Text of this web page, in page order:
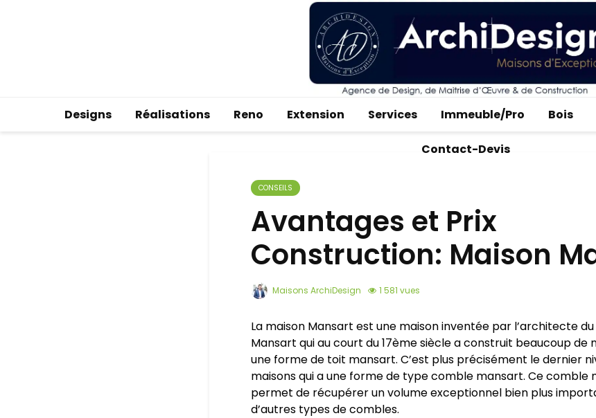
Designs Réalisations Reno Extension Services Immeuble/Pro Bois
Contact-Devis
CONSEILS
Avantages et Prix
Construction: Maison
Maisons ArchiDesign 1 581 vues
La maison Mansart est une maison inventée par l’architecte
Mansart qui au court du 17ème siècle a construit beaucoup de
une forme de toit mansart. C’est plus précisément le dernier
maisons qui a une forme de type comble mansart. Ce comble
permet de récupérer un volume exceptionnel bien plus
d’autres types de combles.